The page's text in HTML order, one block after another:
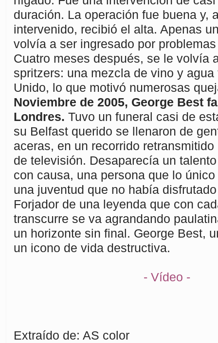
duración. La operación fue buena y,
intervenido, recibió el alta. Apenas
volvía a ser ingresado por
Cuatro meses después, se le volvía
spritzers: una mezcla de vino y
Unido, lo que motivó numerosas
Noviembre de 2005, George Best
Londres. Tuvo un funeral casi de
su Belfast querido se llenaron de
aceras, en un recorrido
de televisión. Desaparecía un
con causa, una persona que lo
una juventud que no había
Forjador de una leyenda que con
transcurre se va agrandando
un horizonte sin final. George Best,
un icono de vida destructiva.
- Vídeo -
Extraído de: AS color